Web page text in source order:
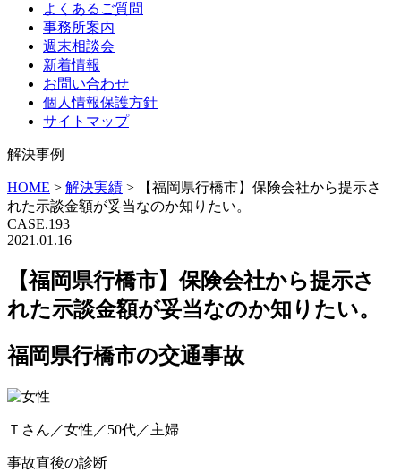
よくあるご質問
事務所案内
週末相談会
新着情報
お問い合わせ
個人情報保護方針
サイトマップ
解決事例
HOME > 解決実績 >
【福岡県行橋市】保険会社から提示さ
れた示談金額が妥当なのか知りたい。
CASE.193
2021.01.16
【福岡県行橋市】保険会社から提示さ
れた示談金額が妥当なのか知りたい。
福岡県行橋市の交通事故
Ｔさん／女性／50代／主婦
事故直後の診断